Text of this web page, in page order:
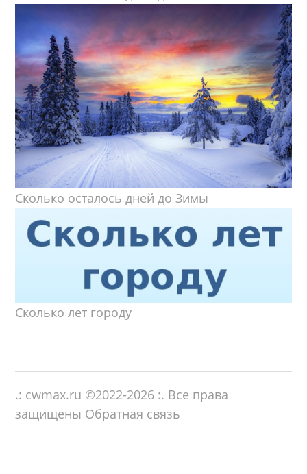
Сколько осталось дней до Зимы
Сколько лет городу
.: cwmax.ru ©2022-2026 :. Все права
защищены Обратная связь